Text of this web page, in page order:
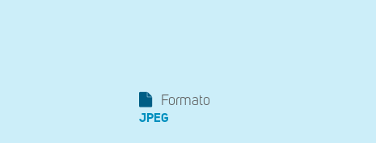
Formato
JPEG